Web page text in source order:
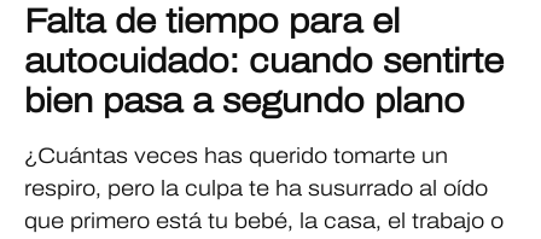
Falta de tiempo para el
autocuidado: cuando sentirte
bien pasa a segundo plano
¿Cuántas veces has querido tomarte un
respiro, pero la culpa te ha susurrado al oído
que primero está tu bebé, la casa, el trabajo o